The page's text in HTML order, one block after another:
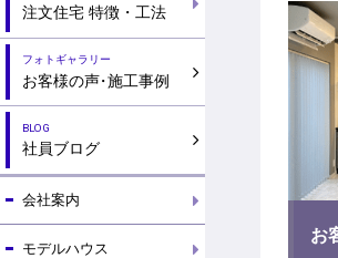
注文住宅 特徴・工法
フォトギャラリー
お客様の声・施工事例
BLOG
社員ブログ
会社案内
モデルハウス
お